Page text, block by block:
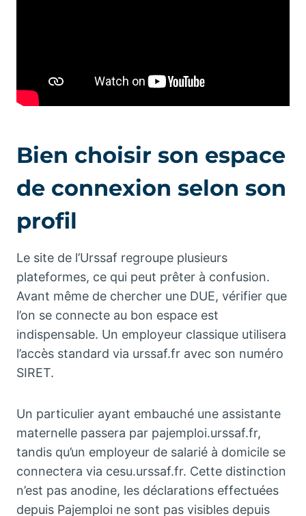
Bien choisir son espace
de connexion selon son
profil
Le site de l’Urssaf regroupe plusieurs
plateformes, ce qui peut prêter à confusion.
Avant même de chercher une DUE, vérifier que
l’on se connecte au bon espace est
indispensable. Un employeur classique utilisera
l’accès standard via urssaf.fr avec son numéro
SIRET.
Un particulier ayant embauché une assistante
maternelle passera par pajemploi.urssaf.fr,
tandis qu’un employeur de salarié à domicile se
connectera via cesu.urssaf.fr. Cette distinction
n’est pas anodine, les déclarations effectuées
depuis Pajemploi ne sont pas visibles depuis